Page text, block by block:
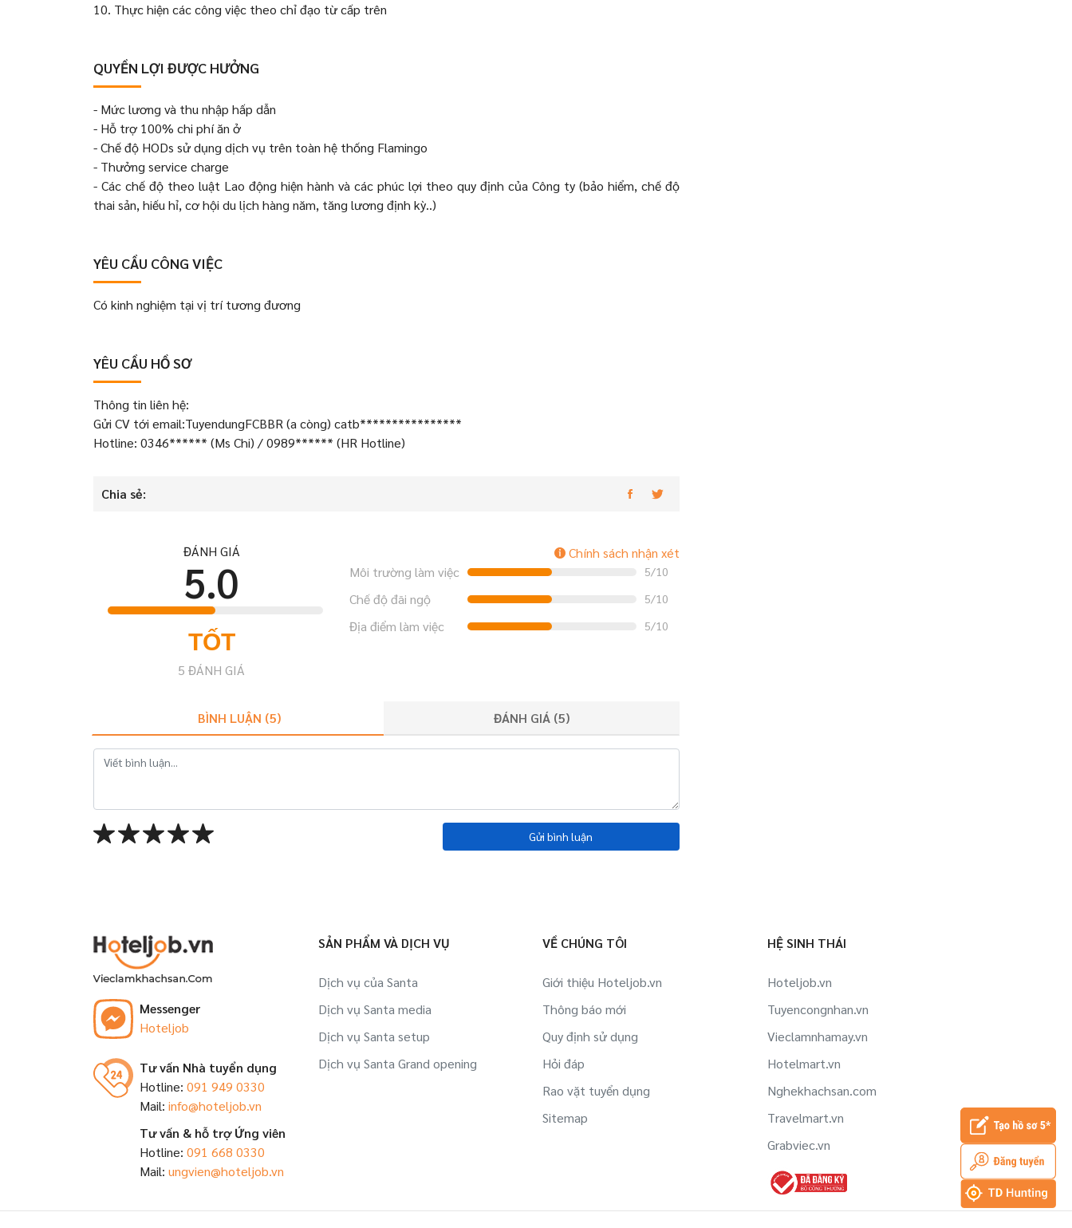
10. Thực hiện các công việc theo chỉ đạo từ cấp trên
QUYỀN LỢI ĐƯỢC HƯỞNG
- Mức lương và thu nhập hấp dẫn
- Hỗ trợ 100% chi phí ăn ở
- Chế độ HODs sử dụng dịch vụ trên toàn hệ thống Flamingo
- Thưởng service charge
- Các chế độ theo luật Lao động hiện hành và các phúc lợi theo quy định của Công ty (bảo hiểm, chế độ
thai sản, hiếu hỉ, cơ hội du lịch hàng năm, tăng lương định kỳ..)
YÊU CẦU CÔNG VIỆC
Có kinh nghiệm tại vị trí tương đương
YÊU CẦU HỒ SƠ
Thông tin liên hệ:
Gửi CV tới email:TuyendungFCBBR (a còng) catb****************
Hotline: 0346****** (Ms Chi) / 0989****** (HR Hotline)
Chia sẻ:
ĐÁNH GIÁ
5.0
TỐT
5 ĐÁNH GIÁ
Chính sách nhận xét
Môi trường làm việc
5/10
Chế độ đãi ngộ 5/10
Địa điểm làm việc 5/10
BÌNH LUẬN (5) ĐÁNH GIÁ (5)
Gửi bình luận
Messenger
Hoteljob
Tư vấn Nhà tuyển dụng
Hotline: 091 949 0330
Mail: info@hoteljob.vn
Tư vấn & hỗ trợ Ứng viên
Hotline: 091 668 0330
Mail: ungvien@hoteljob.vn
SẢN PHẨM VÀ DỊCH VỤ
Dịch vụ của Santa
Dịch vụ Santa media
Dịch vụ Santa setup
Dịch vụ Santa Grand opening
VỀ CHÚNG TÔI
Giới thiệu Hoteljob.vn
Thông báo mới
Quy định sử dụng
Hỏi đáp
Rao vặt tuyển dụng
Sitemap
HỆ SINH THÁI
Hoteljob.vn
Tuyencongnhan.vn
Vieclamnhamay.vn
Hotelmart.vn
Nghekhachsan.com
Travelmart.vn
Grabviec.vn